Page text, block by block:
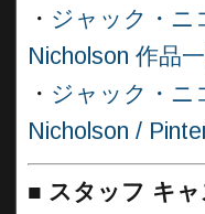
・ ジャック・ニ
Nicholson 作品
・ ジャック・ニ
Nicholson /
■ スタッフ キ